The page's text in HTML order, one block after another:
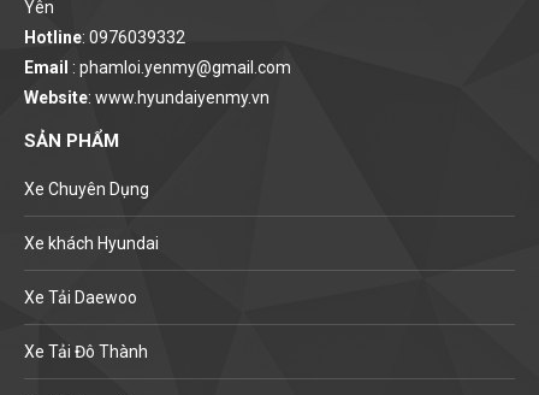
Yên
Hotline: 0976039332
Email : phamloi.yenmy@gmail.com
Website: www.hyundaiyenmy.vn
SẢN PHẨM
Xe Chuyên Dụng
Xe khách Hyundai
Xe Tải Daewoo
Xe Tải Đô Thành